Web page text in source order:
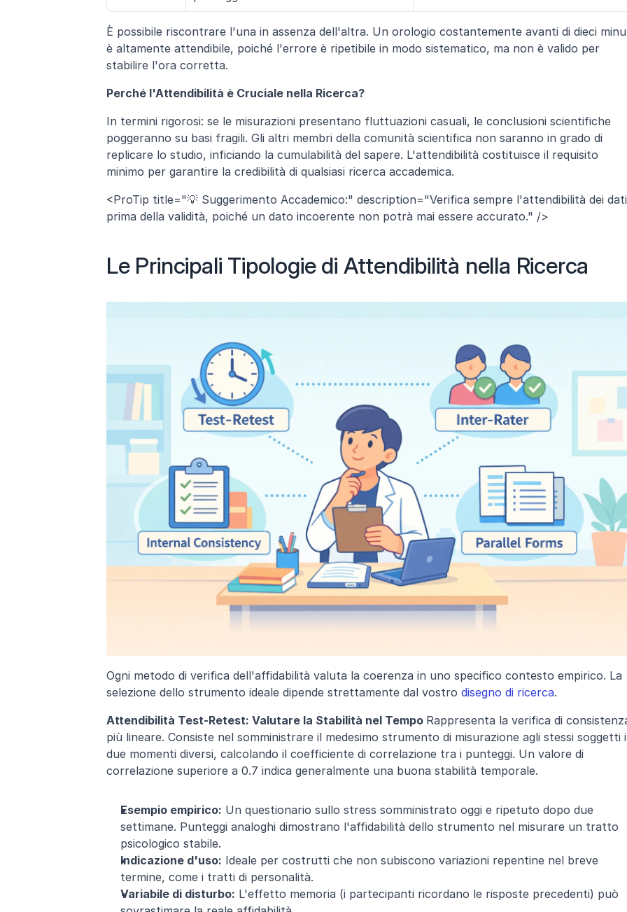
È possibile riscontrare l'una in assenza dell'altra. Un orologio costantemente avanti di dieci
è altamente attendibile, poiché l'errore è ripetibile in modo sistematico, ma non è valido per
stabilire l'ora corretta.
Perché l'Attendibilità è Cruciale nella Ricerca?
In termini rigorosi: se le misurazioni presentano fluttuazioni casuali, le conclusioni scientifiche
poggeranno su basi fragili. Gli altri membri della comunità scientifica non saranno in grado di
replicare lo studio, inficiando la cumulabilità del sapere. L'attendibilità costituisce il requisito
minimo per garantire la credibilità di qualsiasi ricerca accademica.
<ProTip title="💡 Suggerimento Accademico:" description="Verifica sempre l'attendibilità dei dati
prima della validità, poiché un dato incoerente non potrà mai essere accurato." />
Le Principali Tipologie di Attendibilità nella Ricerca
Ogni metodo di verifica dell'affidabilità valuta la coerenza in uno specifico contesto empirico. La
selezione dello strumento ideale dipende strettamente dal vostro disegno di ricerca.
Attendibilità Test-Retest: Valutare la Stabilità nel Tempo Rappresenta la verifica di
più lineare. Consiste nel somministrare il medesimo strumento di misurazione agli stessi soggetti
due momenti diversi, calcolando il coefficiente di correlazione tra i punteggi. Un valore di
correlazione superiore a 0.7 indica generalmente una buona stabilità temporale.
Esempio empirico: Un questionario sullo stress somministrato oggi e ripetuto dopo due
settimane. Punteggi analoghi dimostrano l'affidabilità dello strumento nel misurare un tratto
psicologico stabile.
Indicazione d'uso: Ideale per costrutti che non subiscono variazioni repentine nel breve
termine, come i tratti di personalità.
Variabile di disturbo: L'effetto memoria (i partecipanti ricordano le risposte precedenti) può